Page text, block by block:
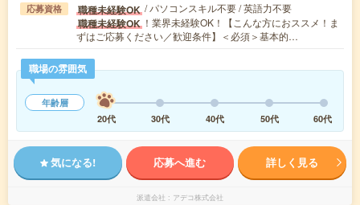
応募資格 職種未経験OK / パソコンスキル不要 / 英語力不要
職種未経験OK ！業界未経験OK！【こんな方におススメ！ま
ずはご応募ください／歓迎条件】＜必須＞基本的…
職場の雰囲気
年齢層
20代
30代 40代 50代 60代
気になる! 応募へ進む 詳しく見る
派遣会社 アデコ株式会社